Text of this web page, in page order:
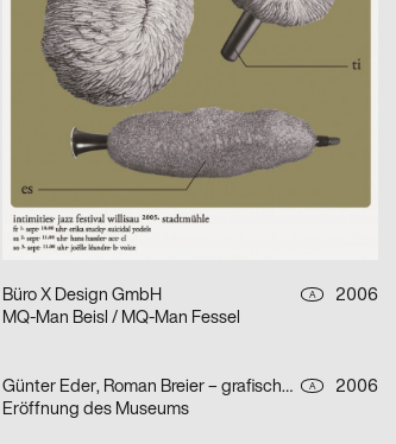
Daniel Wiesmann D
Playstation
Toni Schönbuchner, Joachim Bartsch
The Roof
FLASKAMP AG
2005
Die Flut geht. Wir bleiben.
Büro X Design GmbH A
2006
MQ-Man Beisl / MQ-Man Fessel
Günter Eder, Roman Breier – grafisches Büro A
2006
Eröffnung des Museums